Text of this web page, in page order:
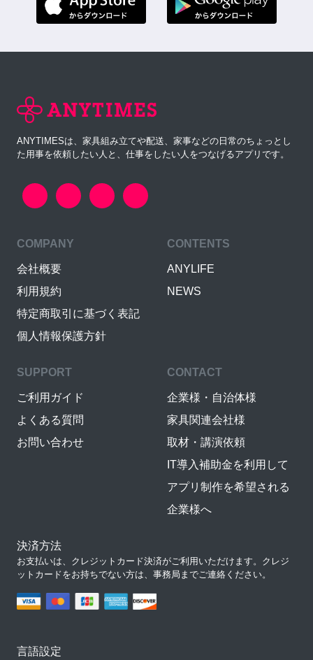
ANYTIMESは、家具組み立てや配送、家事などの日常のちょっとし
た用事を依頼したい人と、仕事をしたい人をつなげるアプリです。
COMPANY
会社概要
利用規約
特定商取引に基づく表記
個人情報保護方針
CONTENTS
ANYLIFE
NEWS
SUPPORT
ご利用ガイド
よくある質問
お問い合わせ
CONTACT
企業様・自治体様
家具関連会社様
取材・講演依頼
IT導入補助金を利用して
アプリ制作を希望される
企業様へ
決済方法
お支払いは、クレジットカード決済がご利用いただけます。クレジ
ットカードをお持ちでない方は、事務局までご連絡ください。
言語設定